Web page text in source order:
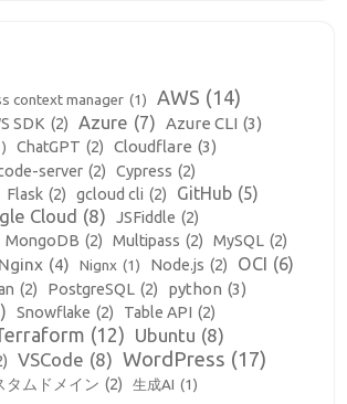
context manager (1) AWS (14)
SDK (2) Azure (7) Azure CLI (3)
ChatGPT (2) Cloudflare (3)
server (2) Cypress (2)
Flask (2) gcloud cli (2) GitHub (5)
Cloud (8) JSFiddle (2)
MongoDB (2) Multipass (2) MySQL (2)
Nginx (4) Nignx (1) Node.js (2) OCI (6)
(2) PostgreSQL (2) python (3)
Snowflake (2) Table API (2)
(12) Ubuntu (8)
VSCode (8) WordPress (17)
タムドメイン (2) 生成AI (1)